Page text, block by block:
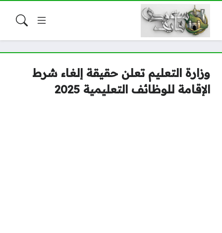
وزارة التعليم تعلن حقيقة إلغاء شرط
الإقامة للوظائف التعليمية 2025